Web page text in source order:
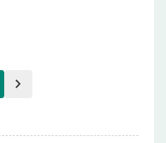
keyboard_arrow_right